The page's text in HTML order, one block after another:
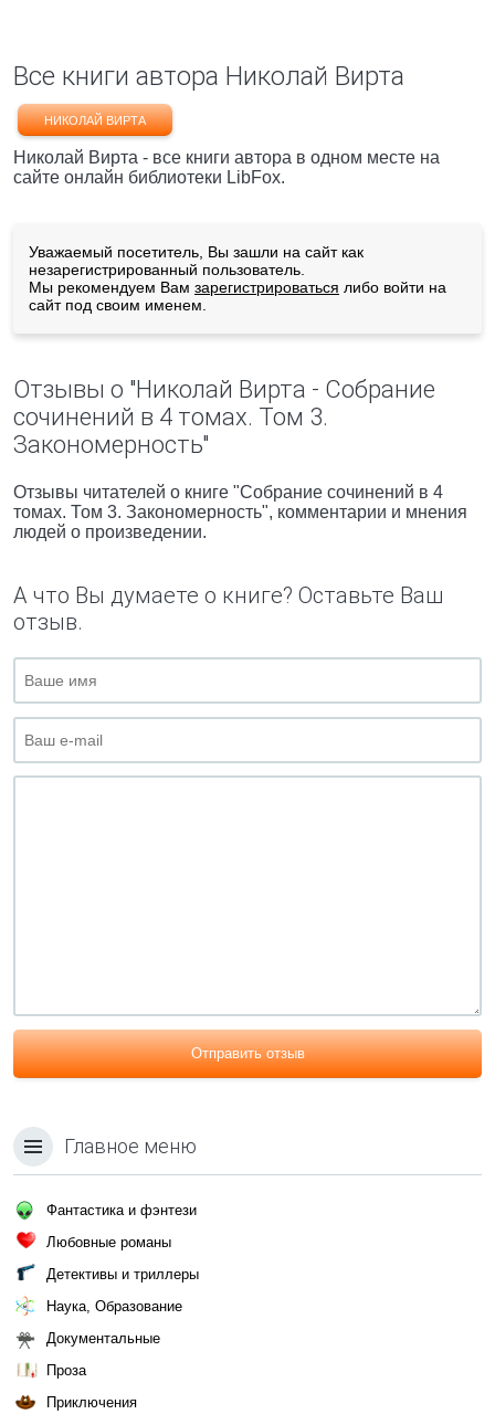
Все книги автора Николай Вирта
НИКОЛАЙ ВИРТА
Николай Вирта - все книги автора в одном месте на
сайте онлайн библиотеки LibFox.
Уважаемый посетитель, Вы зашли на сайт как
незарегистрированный пользователь.
Мы рекомендуем Вам зарегистрироваться либо войти на
сайт под своим именем.
Отзывы о "Николай Вирта - Собрание
сочинений в 4 томах. Том 3.
Закономерность"
Отзывы читателей о книге "Собрание сочинений в 4
томах. Том 3. Закономерность", комментарии и мнения
людей о произведении.
А что Вы думаете о книге? Оставьте Ваш
отзыв.
Отправить отзыв
Главное меню
Фантастика и фэнтези
Любовные романы
Детективы и триллеры
Наука, Образование
Документальные
Проза
Приключения